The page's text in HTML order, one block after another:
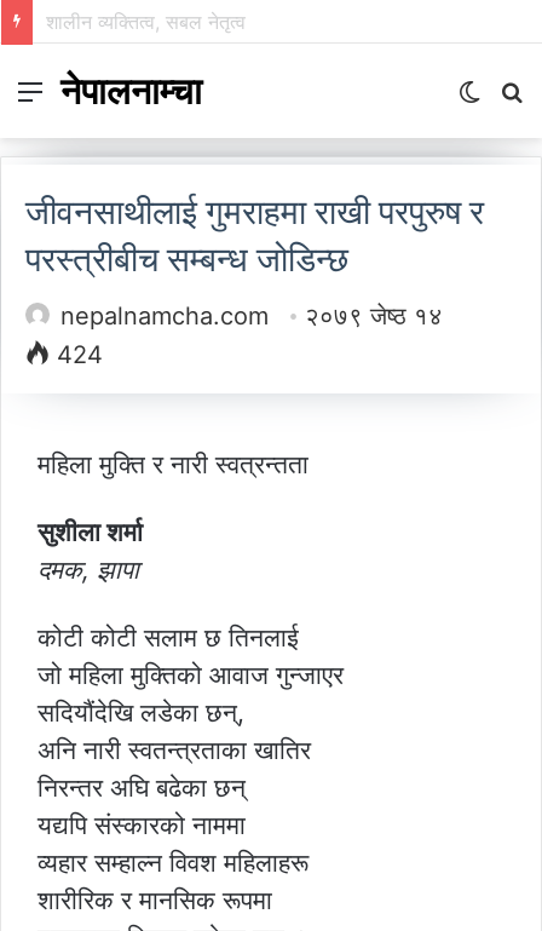
निम्सकाे नाममा नेपालले अब के गर्नुपर्छ ?
Menu
नेपालनाम्चा
Switch
जीवनसाथीलाई गुमराहमा राखी परपुरुष र
परस्त्रीबीच सम्बन्ध जोडिन्छ
nepalnamcha.com
२०७९ जेष्ठ १४
424
महिला मुक्ति र नारी स्वत्रन्तता
सुशीला शर्मा
दमक, झापा
कोटी कोटी सलाम छ तिनलाई
जो महिला मुक्तिको आवाज गुन्जाएर
सदियौंदेखि लडेका छन्,
अनि नारी स्वतन्त्रताका खातिर
निरन्तर अघि बढेका छन्
यद्यपि संस्कारको नाममा
व्यहार सम्हाल्न विवश महिलाहरू
शारीरिक र मानसिक रूपमा